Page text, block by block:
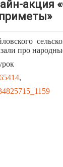
акция
приметы»
про
,